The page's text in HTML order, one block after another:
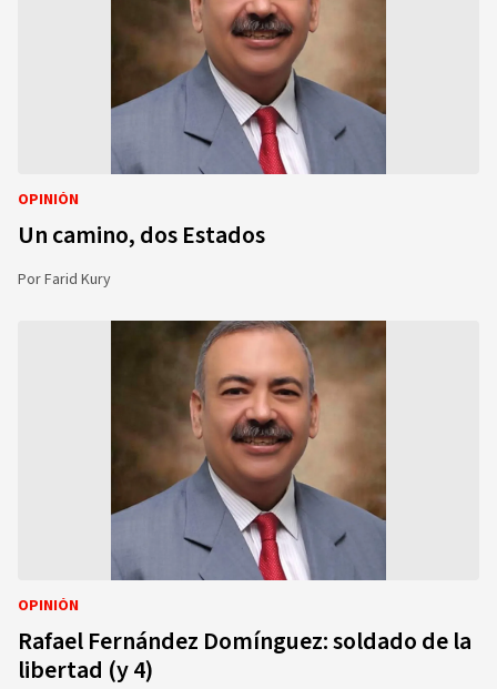
OPINIÓN
Un camino, dos Estados
PorFarid Kury
OPINIÓN
Rafael Fernández Domínguez: soldado de la
libertad (y 4)